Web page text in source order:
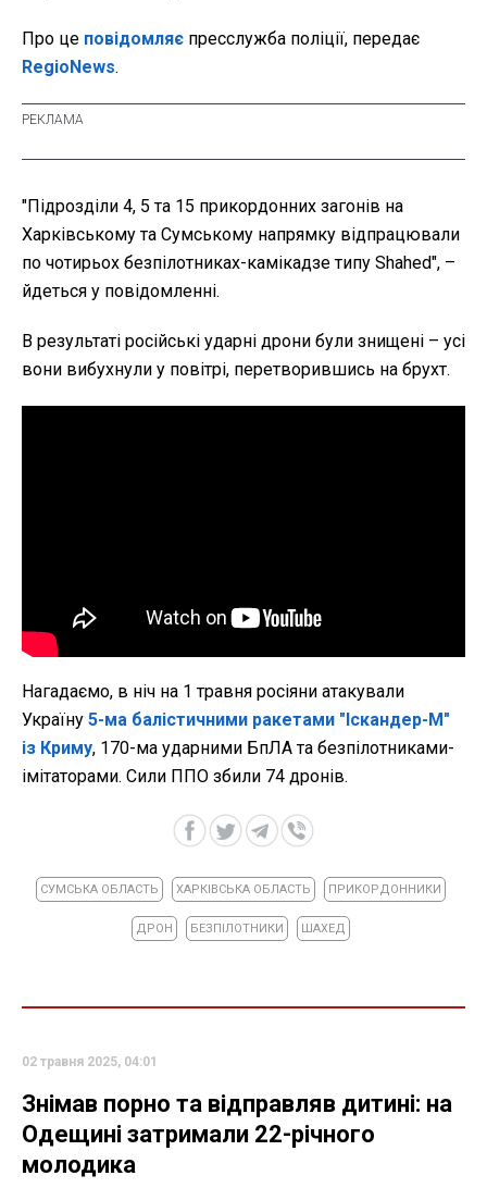
Про це повідомляє пресслужба поліції, передає
RegioNews.
"Підрозділи 4, 5 та 15 прикордонних загонів на
Харківському та Сумському напрямку відпрацювали
по чотирьох безпілотниках-камікадзе типу Shahed", –
йдеться у повідомленні.
В результаті російські ударні дрони були знищені – усі
вони вибухнули у повітрі, перетворившись на брухт.
Нагадаємо, в ніч на 1 травня росіяни атакували
Україну 5-ма балістичними ракетами "Іскандер-М"
із Криму, 170-ма ударними БпЛА та безпілотниками-
імітаторами. Сили ППО збили 74 дронів.
СУМСЬКА ОБЛАСТЬ ХАРКІВСЬКА ОБЛАСТЬ ПРИКОРДОННИКИ
ДРОН БЕЗПІЛОТНИКИ ШАХЕД
02 травня 2025, 04:01
Знімав порно та відправляв дитині: на
Одещині затримали 22-річного
молодика